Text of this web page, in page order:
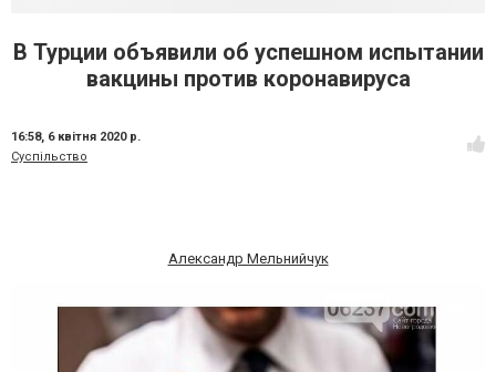
В Турции объявили об успешном испытании
вакцины против коронавируса
16:58, 6 квітня 2020 р.
Суспільство
Александр Мельнийчук